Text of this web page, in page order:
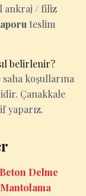
ankraj / filiz
teslim
belirlenir?
saha koşullarına
Çanakkale
yaparız.
Beton Delme
Mantolama